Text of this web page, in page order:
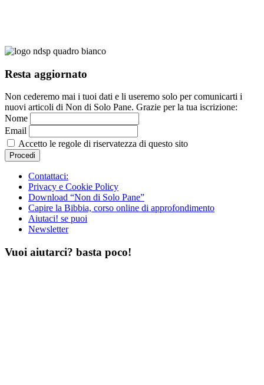
Resta aggiornato
Non cederemo mai i tuoi dati e li useremo solo per comunicarti i
nuovi articoli di Non di Solo Pane. Grazie per la tua iscrizione:
Nome
Email
Accetto le regole di riservatezza di questo sito
Contattaci:
Privacy e Cookie Policy
Download “Non di Solo Pane”
Capire la Bibbia, corso online di approfondimento
Aiutaci! se puoi
Newsletter
Vuoi aiutarci? basta poco!